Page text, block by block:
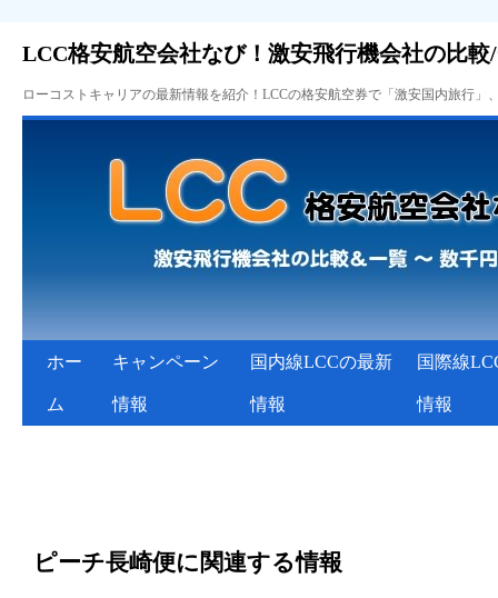
LCC格安航空会社なび！激安飛行機会社の比較
ローコストキャリアの最新情報を紹介！LCCの格安航空券で「激安国内旅行
ホー
ム
キャンペーン
情報
国内線LCCの最新
情報
国際線
情報
ピーチ長崎便に関連する情報